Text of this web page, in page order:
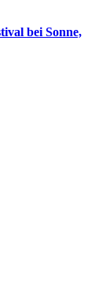
bei Sonne,